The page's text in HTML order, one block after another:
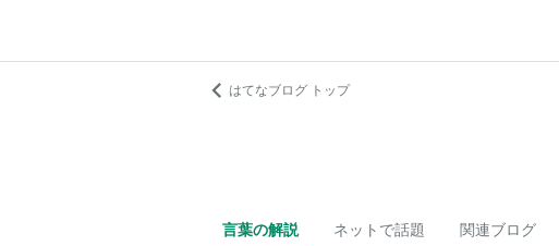
はてなブログ トップ
言葉の解説 ネットで話題 関連ブログ